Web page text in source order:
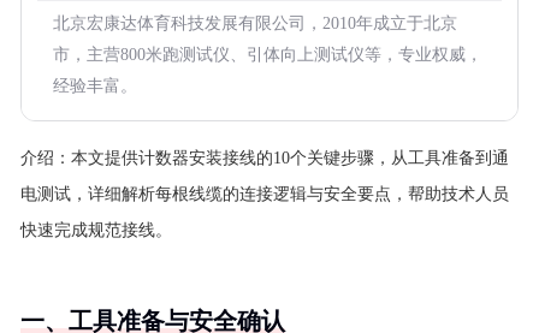
北京宏康达体育科技发展有限公司，2010年成立于北京
市，主营800米跑测试仪、引体向上测试仪等，专业权威，
经验丰富。
介绍： 本文提供计数器安装接线的10个关键步骤，从工具准备到通
电测试，详细解析每根线缆的连接逻辑与安全要点，帮助技术人员
快速完成规范接线。
一、工具准备与安全确认